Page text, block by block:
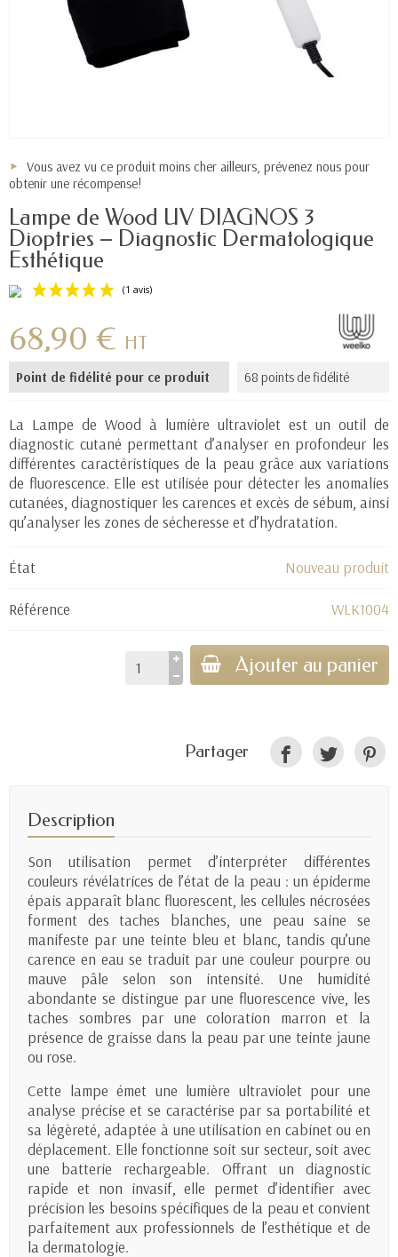
Vous avez vu ce produit moins cher ailleurs, prévenez nous pour
obtenir une récompense!
Lampe de Wood UV DIAGNOS 3
Dioptries – Diagnostic Dermatologique
Esthétique
68,90 € HT
Point de fidélité pour ce produit 68 points de fidélité
La Lampe de Wood à lumière ultraviolet est un outil de
diagnostic cutané permettant d’analyser en profondeur les
différentes caractéristiques de la peau grâce aux variations
de fluorescence. Elle est utilisée pour détecter les anomalies
cutanées, diagnostiquer les carences et excès de sébum, ainsi
qu’analyser les zones de sécheresse et d’hydratation.
État Nouveau produit
Référence WLK1004
Ajouter au panier
Partager
Description
Son utilisation permet d’interpréter différentes
couleurs révélatrices de l’état de la peau : un épiderme
épais apparaît blanc fluorescent, les cellules nécrosées
forment des taches blanches, une peau saine se
manifeste par une teinte bleu et blanc, tandis qu’une
carence en eau se traduit par une couleur pourpre ou
mauve pâle selon son intensité. Une humidité
abondante se distingue par une fluorescence vive, les
taches sombres par une coloration marron et la
présence de graisse dans la peau par une teinte jaune
ou rose.
Cette lampe émet une lumière ultraviolet pour une
analyse précise et se caractérise par sa portabilité et
sa légèreté, adaptée à une utilisation en cabinet ou en
déplacement. Elle fonctionne soit sur secteur, soit avec
une batterie rechargeable. Offrant un diagnostic
rapide et non invasif, elle permet d’identifier avec
précision les besoins spécifiques de la peau et convient
parfaitement aux professionnels de l’esthétique et de
la dermatologie.